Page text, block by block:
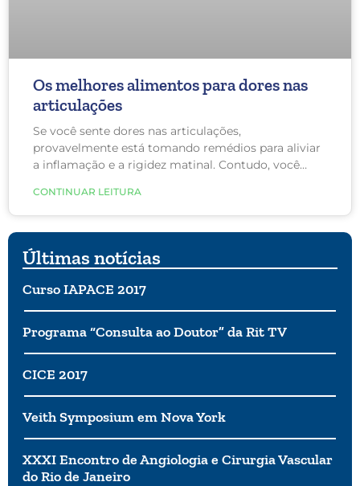
Os melhores alimentos para dores nas
articulações
Se você sente dores nas articulações,
provavelmente está tomando remédios para aliviar
a inflamação e a rigidez matinal. Contudo, você
temperos e suplementos podem auxiliar os
medicamentos?
CONTINUAR LEITURA
Últimas notícias
Curso IAPACE 2017
Programa “Consulta ao Doutor” da Rit TV
CICE 2017
Veith Symposium em Nova York
XXXI Encontro de Angiologia e Cirurgia Vascular
do Rio de Janeiro